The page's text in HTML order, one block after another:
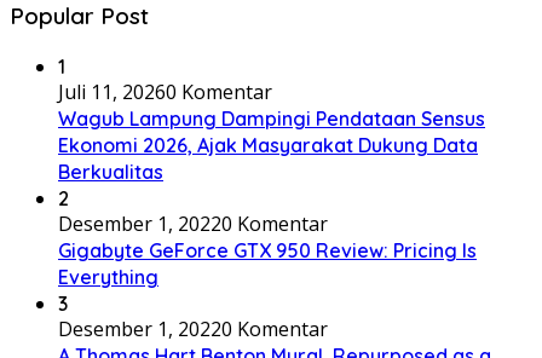
Popular Post
1
Juli 11, 20260 Komentar
Wagub Lampung Dampingi Pendataan Sensus
Ekonomi 2026, Ajak Masyarakat Dukung Data
Berkualitas
2
Desember 1, 20220 Komentar
Gigabyte GeForce GTX 950 Review: Pricing Is
Everything
3
Desember 1, 20220 Komentar